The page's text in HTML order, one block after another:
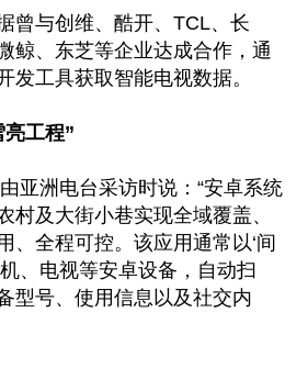
曾与创维、酷开、TCL、长
鲸、东芝等企业达成合作，通
发工具获取智能电视数据。
工程”
亚洲电台采访时说：“安卓系统
村及大街小巷实现全域覆盖、
、全程可控。该应用通常以‘间
、电视等安卓设备，自动扫
型号、使用信息以及社交内